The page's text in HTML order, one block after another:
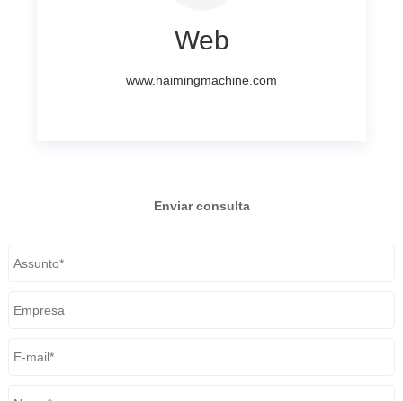
Web
www.haimingmachine.com
Enviar consulta